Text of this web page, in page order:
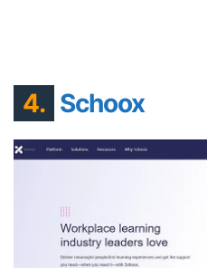
4. Schoox